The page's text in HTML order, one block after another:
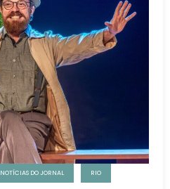
NOTÍCIAS DO JORNAL RIO